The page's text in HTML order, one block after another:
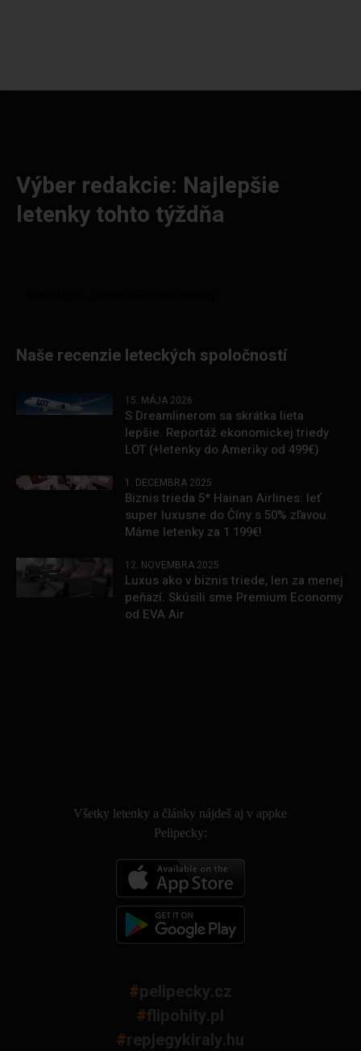
Výber redakcie: Najlepšie
letenky tohto týždňa
Naše recenzie leteckých spoločností
15. MÁJA 2026
S Dreamlinerom sa skrátka lieta
lepšie. Reportáž ekonomickej triedy
LOT (+letenky do Ameriky od 499€)
1. DECEMBRA 2025
Biznis trieda 5* Hainan Airlines: leť
super luxusne do Číny s 50% zľavou.
Máme letenky za 1 199€!
12. NOVEMBRA 2025
Luxus ako v biznis triede, len za menej
peňazí. Skúsili sme Premium Economy
od EVA Air
Všetky letenky a články nájdeš aj v appke
Pelipecky:
#pelipecky.cz
#flipohity.pl
#repjegykiraly.hu